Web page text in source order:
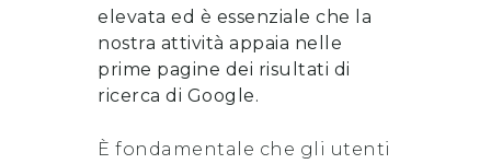
elevata ed è essenziale che la
nostra attività appaia nelle
prime pagine dei risultati di
ricerca di Google.
È fondamentale che gli utenti